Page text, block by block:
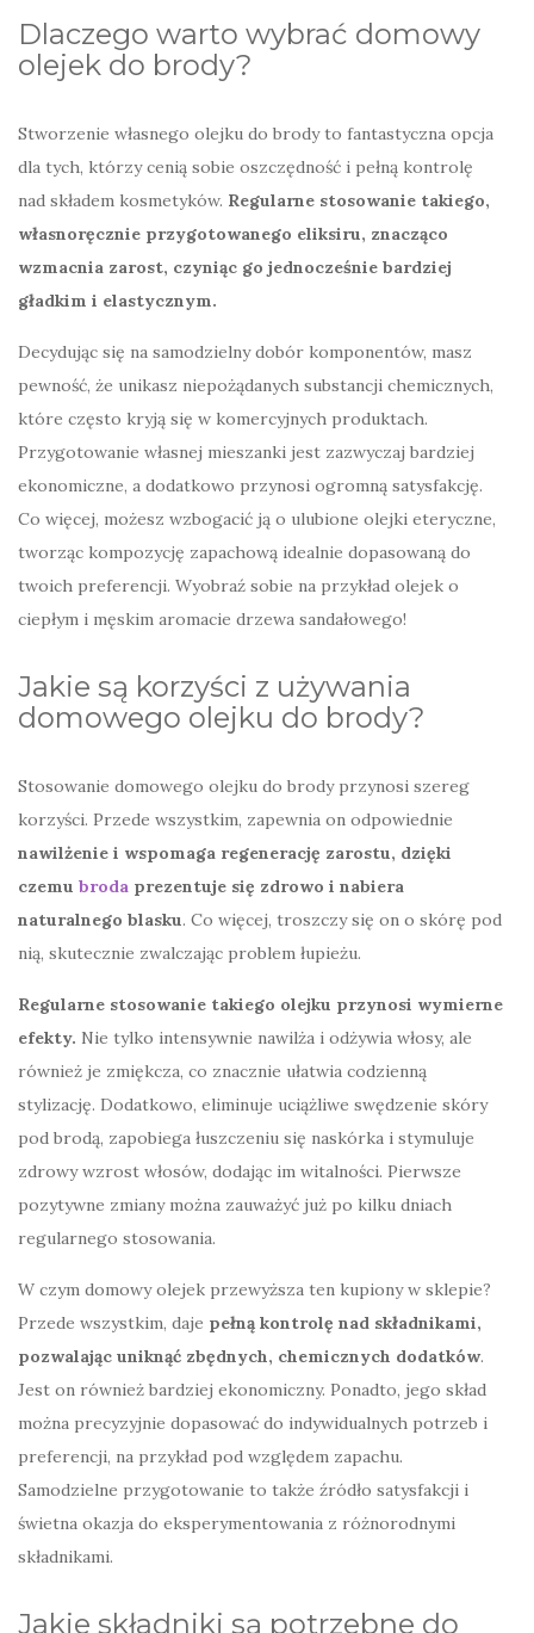
Dlaczego warto wybrać domowy
olejek do brody?
Stworzenie własnego olejku do brody to fantastyczna opcja
dla tych, którzy cenią sobie oszczędność i pełną kontrolę
nad składem kosmetyków. Regularne stosowanie takiego,
własnoręcznie przygotowanego eliksiru, znacząco
wzmacnia zarost, czyniąc go jednocześnie bardziej
gładkim i elastycznym.
Decydując się na samodzielny dobór komponentów, masz
pewność, że unikasz niepożądanych substancji chemicznych,
które często kryją się w komercyjnych produktach.
Przygotowanie własnej mieszanki jest zazwyczaj bardziej
ekonomiczne, a dodatkowo przynosi ogromną satysfakcję.
Co więcej, możesz wzbogacić ją o ulubione olejki eteryczne,
tworząc kompozycję zapachową idealnie dopasowaną do
twoich preferencji. Wyobraź sobie na przykład olejek o
ciepłym i męskim aromacie drzewa sandałowego!
Jakie są korzyści z używania
domowego olejku do brody?
Stosowanie domowego olejku do brody przynosi szereg
korzyści. Przede wszystkim, zapewnia on odpowiednie
nawilżenie i wspomaga regenerację zarostu, dzięki
czemu broda prezentuje się zdrowo i nabiera
naturalnego blasku. Co więcej, troszczy się on o skórę pod
nią, skutecznie zwalczając problem łupieżu.
Regularne stosowanie takiego olejku przynosi wymierne
efekty. Nie tylko intensywnie nawilża i odżywia włosy, ale
również je zmiękcza, co znacznie ułatwia codzienną
stylizację. Dodatkowo, eliminuje uciążliwe swędzenie skóry
pod brodą, zapobiega łuszczeniu się naskórka i stymuluje
zdrowy wzrost włosów, dodając im witalności. Pierwsze
pozytywne zmiany można zauważyć już po kilku dniach
regularnego stosowania.
W czym domowy olejek przewyższa ten kupiony w sklepie?
Przede wszystkim, daje pełną kontrolę nad składnikami,
pozwalając uniknąć zbędnych, chemicznych dodatków.
Jest on również bardziej ekonomiczny. Ponadto, jego skład
można precyzyjnie dopasować do indywidualnych potrzeb i
preferencji, na przykład pod względem zapachu.
Samodzielne przygotowanie to także źródło satysfakcji i
świetna okazja do eksperymentowania z różnorodnymi
składnikami.
Jakie składniki są potrzebne do